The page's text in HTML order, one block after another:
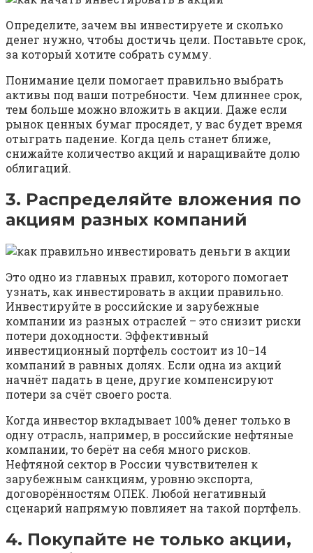
Определите, зачем вы инвестируете и сколько
денег нужно, чтобы достичь цели. Поставьте срок,
за который хотите собрать сумму.
Понимание цели помогает правильно выбрать
активы под ваши потребности. Чем длиннее срок,
тем больше можно вложить в акции. Даже если
рынок ценных бумаг просядет, у вас будет время
отыграть падение. Когда цель станет ближе,
снижайте количество акций и наращивайте долю
облигаций.
3. Распределяйте вложения по
акциям разных компаний
Это одно из главных правил, которого помогает
узнать, как инвестировать в акции правильно.
Инвестируйте в российские и зарубежные
компании из разных отраслей – это снизит риски
потери доходности. Эффективный
инвестиционный портфель состоит из 10–14
компаний в равных долях. Если одна из акций
начнёт падать в цене, другие компенсируют
потери за счёт своего роста.
Когда инвестор вкладывает 100% денег только в
одну отрасль, например, в российские нефтяные
компании, то берёт на себя много рисков.
Нефтяной сектор в России чувствителен к
зарубежным санкциям, уровню экспорта,
договорённостям ОПЕК. Любой негативный
сценарий напрямую повлияет на такой портфель.
4. Покупайте не только акции,